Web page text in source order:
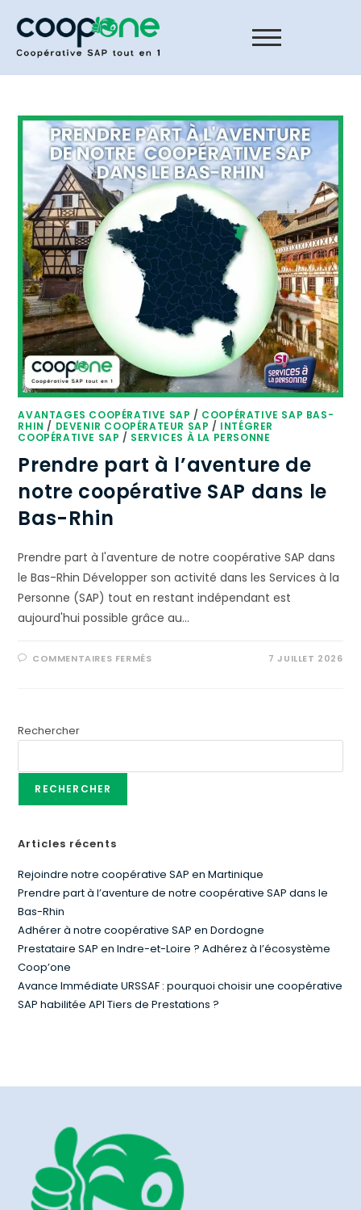
AVANTAGES COOPÉRATIVE SAP / COOPÉRATIVE SAP BAS-
RHIN / DEVENIR COOPÉRATEUR SAP / INTÉGRER
COOPÉRATIVE SAP / SERVICES À LA PERSONNE
Prendre part à l’aventure de
notre coopérative SAP dans le
Bas-Rhin
Prendre part à l'aventure de notre coopérative SAP dans
le Bas-Rhin Développer son activité dans les Services à la
Personne (SAP) tout en restant indépendant est
aujourd'hui possible grâce au…
COMMENTAIRES FERMÉS 7 JUILLET 2026
Rechercher
RECHERCHER
Articles récents
Rejoindre notre coopérative SAP en Martinique
Prendre part à l’aventure de notre coopérative SAP dans le
Bas-Rhin
Adhérer à notre coopérative SAP en Dordogne
Prestataire SAP en Indre-et-Loire ? Adhérez à l’écosystème
Coop’one
Avance Immédiate URSSAF : pourquoi choisir une coopérative
SAP habilitée API Tiers de Prestations ?